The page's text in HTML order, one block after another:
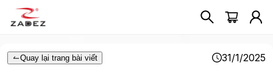
Quay lại trang bài viết 31/1/2025